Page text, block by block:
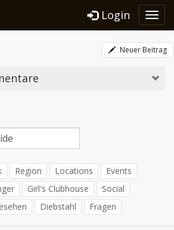
Login
Neuer Beitrag
Region Locations
Events
Girl's Clubhouse
Social
Diebstahl Fragen